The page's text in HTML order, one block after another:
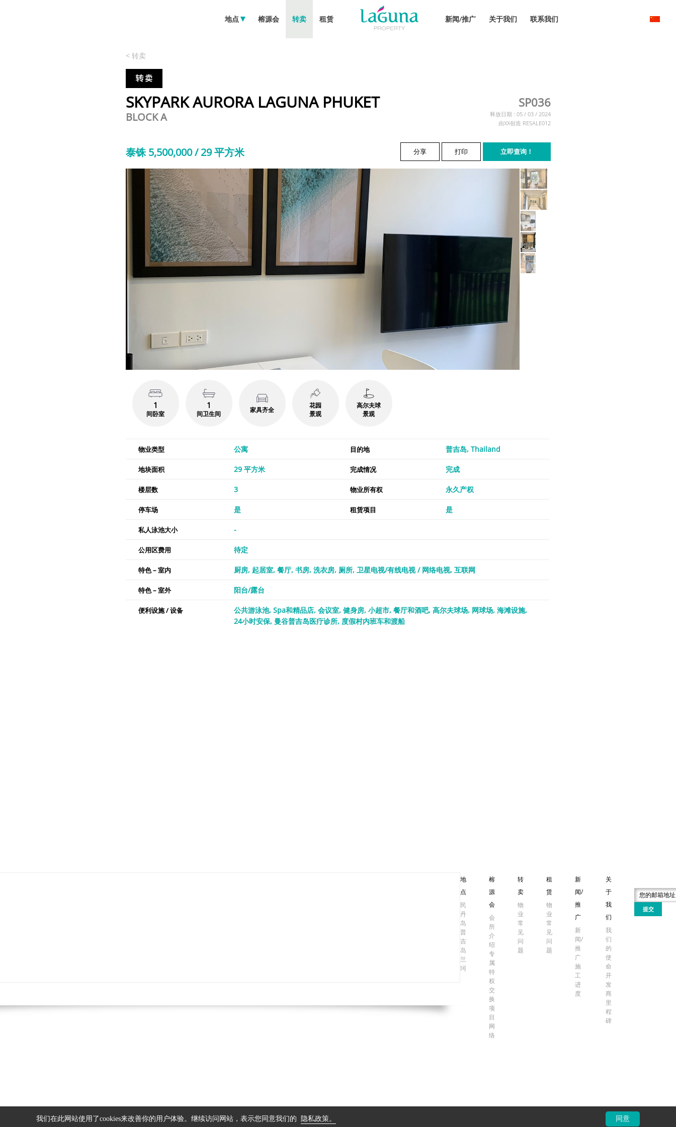
地点 榕源会 转卖 租赁 新闻/推广 关于我们 联系我们
< 转卖
SKYPARK AURORA LAGUNA PHUKET SP036
BLOCK A
释放日期 : 05 / 03 / 2024
由XX创造 RESALE012
泰铢 5,500,000 / 29 平方米 分享 打印 立即查询！
1
间卧室
1
间卫生间 家具齐全
花园
景观
高尔夫球
景观
物业类型 公寓 目的地 普吉岛, Thailand
地块面积 29 平方米 完成情况 完成
楼层数 3 物业所有权 永久产权
停车场 是 租赁项目 是
私人泳池大小 -
公用区费用 待定
特色 – 室内 厨房 起居室 餐厅 书房 洗衣房 厕所 卫星电视/有线电视 / 网络电视 互联网
特色 – 室外 阳台/露台
便利设施 / 设备 公共游泳池 Spa和精品店 会议室 健身房 小超市 餐厅和酒吧 高尔夫球场 网球场 海滩设施
24小时安保 曼谷普吉岛医疗诊所 度假村内班车和渡船
地
点
民
丹
岛
普
吉
岛
兰
珂
榕
源
会
会
所
介
绍
专
属
特
权
交
换
项
目
网
络
转
卖
物
业
常
见
问
题
租
赁
物
业
常
见
问
题
新
闻/
推
广
新
闻/
推
广
施
工
进
度
关
于
我
们
我
们
的
使
命
开
发
商
里
程
碑
提交
网站导航 使用条款 隐私保护政策
我们在此网站使用了cookies来改善你的用户体验。继续访问网站，表示您同意我们的 隐私政策。 同意